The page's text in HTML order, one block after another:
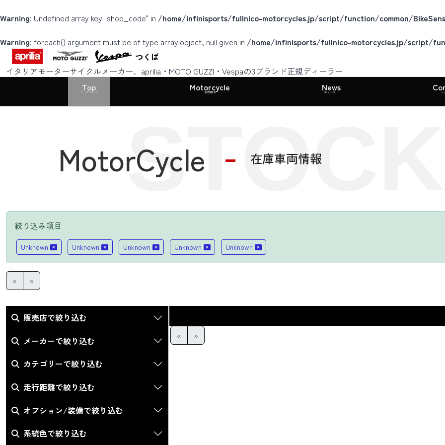
Warning: Undefined array key "shop_code" in /home/infinisports/fullnico-motorcycles.jp/script/function/common/
Warning: foreach() argument must be of type array|object, null given in /home/infinisports/fullnico-motorcycles.jp/script/
つくば
イタリアモーターサイクルメーカー、aprilia・MOTO GUZZI・Vespaの3ブランド正規ディーラー
Top
トップページ Motorcycle
車両販売 News
ニュース シ
MotorCycle 在庫車両情報
絞り込み項目
Unknown Unknown Unknown Unknown Unknown
« »
« »
販売店で絞り込む
メーカーで絞り込む
カテゴリーで絞り込む
走行距離で絞り込む
オプション/装備で絞り込む
系統色で絞り込む